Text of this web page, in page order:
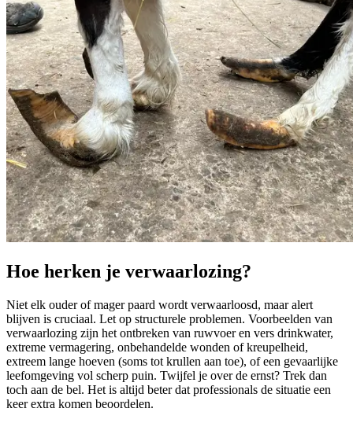
Hoe herken je verwaarlozing?
Niet elk ouder of mager paard wordt verwaarloosd, maar alert
blijven is cruciaal. Let op structurele problemen. Voorbeelden van
verwaarlozing zijn het ontbreken van ruwvoer en vers drinkwater,
extreme vermagering, onbehandelde wonden of kreupelheid,
extreem lange hoeven (soms tot krullen aan toe), of een gevaarlijke
leefomgeving vol scherp puin. Twijfel je over de ernst? Trek dan
toch aan de bel. Het is altijd beter dat professionals de situatie een
keer extra komen beoordelen.